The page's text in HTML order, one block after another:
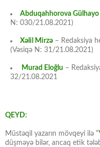
Abduqahhorova Gülhayo
N: 030/21.08.2021)
Xəlil Mirzə – Redaksiya
(Vəsiqə N: 31/21.08.2021)
Murad Eloğlu –
32/21.08.2021
QEYD:
Müstəqil yazarın mövqeyi ilə “
düşməyə bilər, ancaq etik